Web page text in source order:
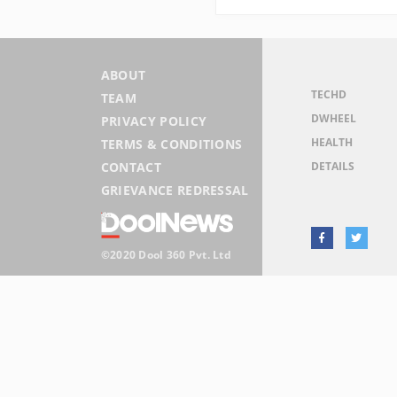
ABOUT
TEAM
PRIVACY POLICY
TERMS & CONDITIONS
CONTACT
GRIEVANCE REDRESSAL
©2020 Dool 360 Pvt. Ltd
TECHD
DWHEEL
HEALTH
DETAILS